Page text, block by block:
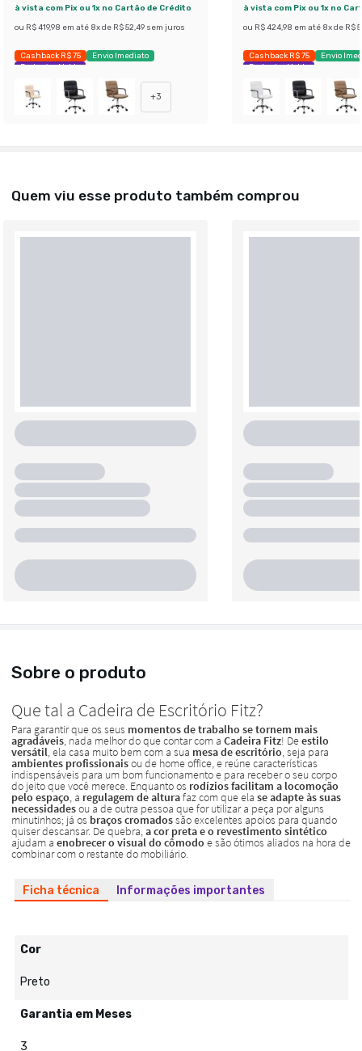
à vista com Pix ou 1x no Cartão de Crédito
ou R$ 419,98 em até 8x de R$ 52,49 sem juros
Cashback R$ 75
Envio Imediato
Exclusivo Mobly
+3
à vista com Pix ou 1x no
ou R$ 424,98 em até 8x de R$
Cashback R$ 75
Envio
Exclusivo Mobly
Quem viu esse produto também comprou
Sobre o produto
Ficha técnica Informações importantes
Cor
Preto
Garantia em Meses
3